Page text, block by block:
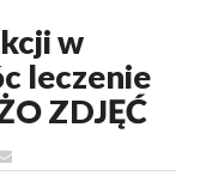
w
leczenie
ZDJĘĆ